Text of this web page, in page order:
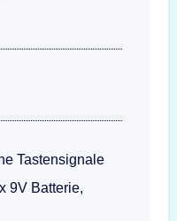
Tastensignale
9V Batterie,